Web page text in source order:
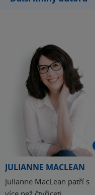
JULIANNE MACLEAN
Julianne MacLean patří s